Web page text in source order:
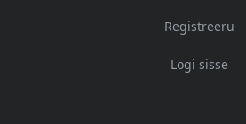
Registreeru
Logi sisse